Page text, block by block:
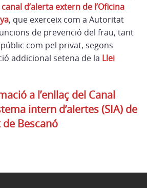
canal d’alerta extern de l’Oficina
, que exerceix com a Autoritat
de prevenció del frau, tant
com pel privat, segons
addicional setena de la Llei
a l’enllaç del Canal
intern d’alertes (SIA) de
de Bescanó